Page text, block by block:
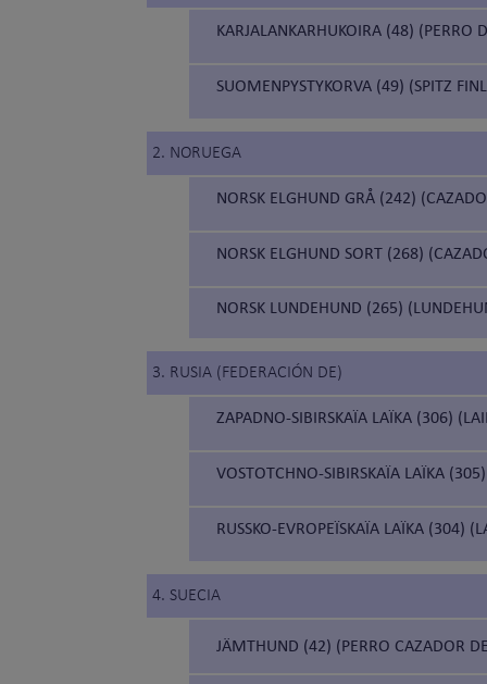
KARJALANKARHUKOIRA (48) (PERRO
SUOMENPYSTYKORVA (49) (SPITZ
2. NORUEGA
NORSK ELGHUND GRÅ (242)
NORSK ELGHUND SORT (268)
NORSK LUNDEHUND (265)
3. RUSIA (FEDERACIÓN DE)
ZAPADNO-SIBIRSKAÏA LAÏKA (306)
VOSTOTCHNO-SIBIRSKAÏA LAÏKA
RUSSKO-EVROPEÏSKAÏA LAÏKA (304)
4. SUECIA
JÄMTHUND (42) (PERRO CAZADOR